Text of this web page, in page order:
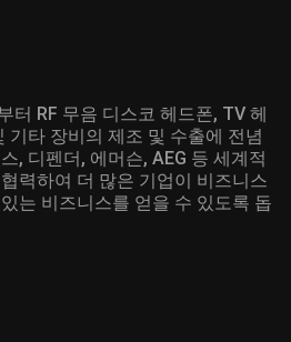
터 RF 무음 디스코 헤드폰, TV 헤
기타 장비의 제조 및 수출에 전념
, 디펜더, 에머슨, AEG 등 세계적
력하여 더 많은 기업이 비즈니스
는 비즈니스를 얻을 수 있도록 돕